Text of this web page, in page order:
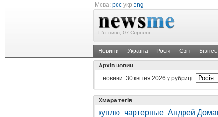
Мова: рос укр eng
П'ятниця, 07 Серпень
Новини Україна Росія Світ Бізнес
Архів новин
новини: 30 квітня 2026 у рубриці:
Хмара тегів
куплю чартерные Андрей